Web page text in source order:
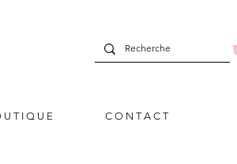
U T I Q U E C O N T A C T